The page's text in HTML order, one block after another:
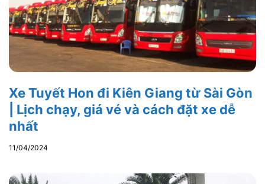
Xe Tuyết Hon đi Kiên Giang từ Sài Gòn
| Lịch chạy, giá vé và cách đặt xe dễ
nhất
11/04/2024